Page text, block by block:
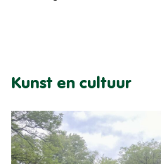
Kunst en cultuur